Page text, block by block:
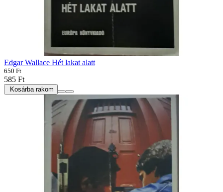
Edgar Wallace Hét lakat alatt
650 Ft
585 Ft
Kosárba rakom